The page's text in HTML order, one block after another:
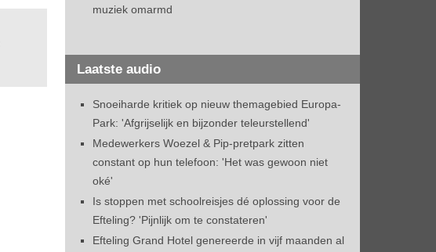
muziek omarmd
Laatste audio
Snoeiharde kritiek op nieuw themagebied Europa-
Park: 'Afgrijselijk en bijzonder teleurstellend'
Medewerkers Woezel & Pip-pretpark zitten
constant op hun telefoon: 'Het was gewoon niet
oké'
Is stoppen met schoolreisjes dé oplossing voor de
Efteling? 'Pijnlijk om te constateren'
Efteling Grand Hotel genereerde in vijf maanden al